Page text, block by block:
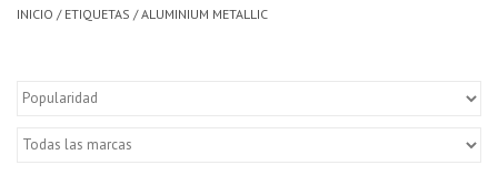
accesorios Dippen
INICIO / ETIQUETAS /ALUMINIUM METALLIC